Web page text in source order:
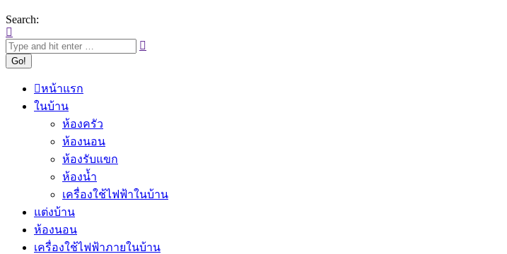
Search:
หน้าแรก
ในบ้าน
ห้องครัว
ห้องนอน
ห้องรับแขก
ห้องน้ำ
เครื่องใช้ไฟฟ้าในบ้าน
แต่งบ้าน
ห้องนอน
เครื่องใช้ไฟฟ้าภายในบ้าน